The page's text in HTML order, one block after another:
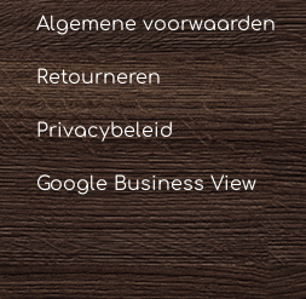
Algemene voorwaarden
Retourneren
Privacybeleid
Google Business View